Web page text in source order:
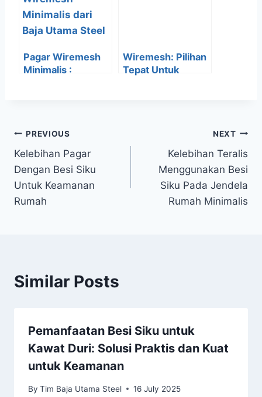
Pagar Wiremesh
Minimalis :
Wiremesh: Pilihan
Tepat Untuk
PREVIOUS
Kelebihan Pagar
Dengan Besi Siku
Untuk Keamanan
Rumah
NEXT
Kelebihan Teralis
Menggunakan Besi
Siku Pada Jendela
Rumah Minimalis
Similar Posts
Pemanfaatan Besi Siku untuk
Kawat Duri: Solusi Praktis dan Kuat
untuk Keamanan
By Tim Baja Utama Steel 16 July 2025